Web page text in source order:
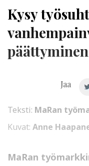
Kysy
päättyminen
Teksti: MaRan
Kuvat: Anne
MaRan
Jaa